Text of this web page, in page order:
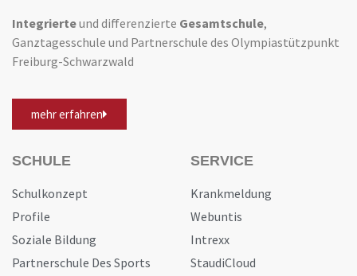
Integrierteund differenzierte Gesamtschule,
Ganztagesschule und Partnerschule des Olympiastützpunkt
Freiburg-Schwarzwald
mehr erfahren
SCHULE
Schulkonzept
Profile
Soziale Bildung
Partnerschule Des Sports
SERVICE
Krankmeldung
Webuntis
Intrexx
StaudiCloud